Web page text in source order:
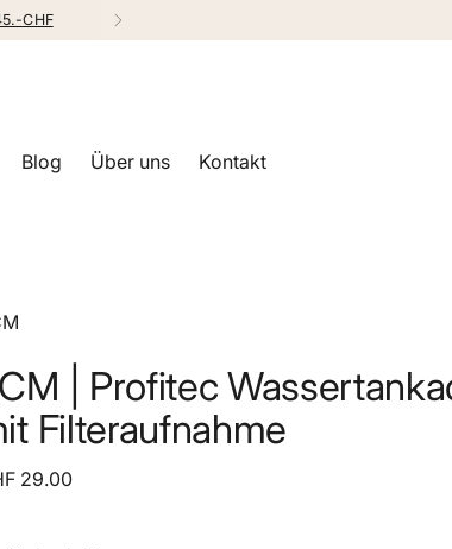
CHF
Blog Über uns Kontakt
| Profitec
Filteraufnahme
29.00